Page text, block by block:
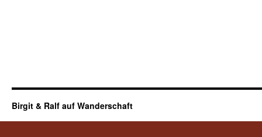
Birgit & Ralf auf Wanderschaft